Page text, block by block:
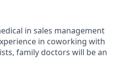
in sales management
in coworking with
family doctors will be an